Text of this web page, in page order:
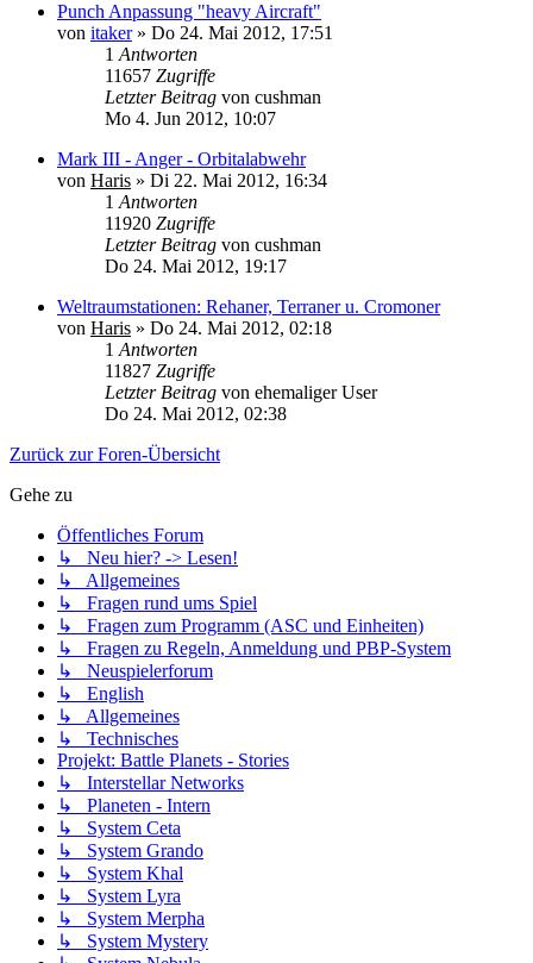
Punch Anpassung "heavy Aircraft"
von itaker» Do 24. Mai 2012, 17:51
1 Antworten
11657 Zugriffe
Letzter Beitrag von cushman
Mo 4. Jun 2012, 10:07
Mark III - Anger - Orbitalabwehr
von Haris » Di 22. Mai 2012, 16:34
1 Antworten
11920 Zugriffe
Letzter Beitrag von cushman
Do 24. Mai 2012, 19:17
Weltraumstationen: Rehaner, Terraner u. Cromoner
von Haris » Do 24. Mai 2012, 02:18
1 Antworten
11827 Zugriffe
Letzter Beitrag von ehemaliger User
Do 24. Mai 2012, 02:38
Zurück zur Foren-Übersicht
Gehe zu
Öffentliches Forum
↳ Neu hier? -> Lesen!
↳ Allgemeines
↳ Fragen rund ums Spiel
↳ Fragen zum Programm (ASC und Einheiten)
↳ Fragen zu Regeln, Anmeldung und PBP-System
↳ Neuspielerforum
↳ English
↳ Allgemeines
↳ Technisches
Projekt: Battle Planets - Stories
↳ Interstellar Networks
↳ Planeten - Intern
↳ System Ceta
↳ System Grando
↳ System Khal
↳ System Lyra
↳ System Merpha
↳ System Mystery